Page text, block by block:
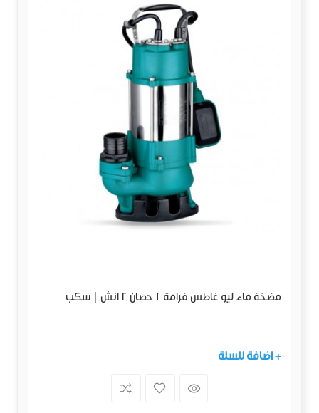
مضخة ماء ليو غاطس فرامة 1 حصان 2 انش | سكب
+ اضافة للسلة